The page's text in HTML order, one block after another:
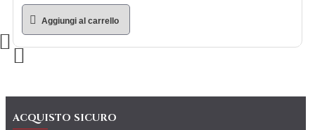
Aggiungi al carrello
ACQUISTO SICURO